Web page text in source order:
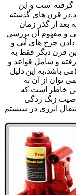
گرفته است و این
قرن های گذشته
بعد از گذر زمان
و مفهوم آن بررسی
چرخ های آبی و
قرن دیگر فقط به
و شامل قواعد و
باشد،به این دلیل
توان از آن به
خاطر است که
زنگ زدگی
انرژی در سیستم